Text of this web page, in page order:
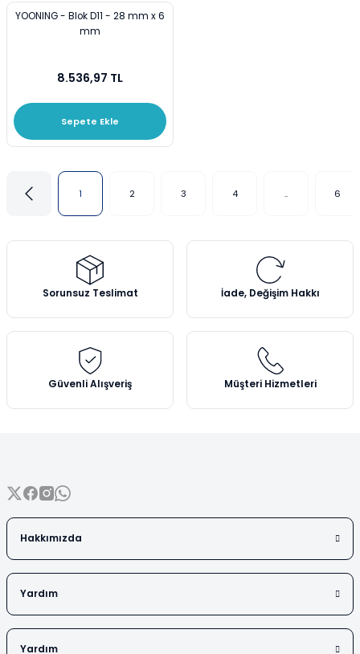
YOONING - Blok D11 - 28 mm x 6
mm
8.536,97 TL
Sepete Ekle
1 2 3 4 .. 6
Sorunsuz Teslimat İade, Değişim Hakkı
Güvenli Alışveriş Müşteri Hizmetleri
Hakkımızda
Yardım
Yardım